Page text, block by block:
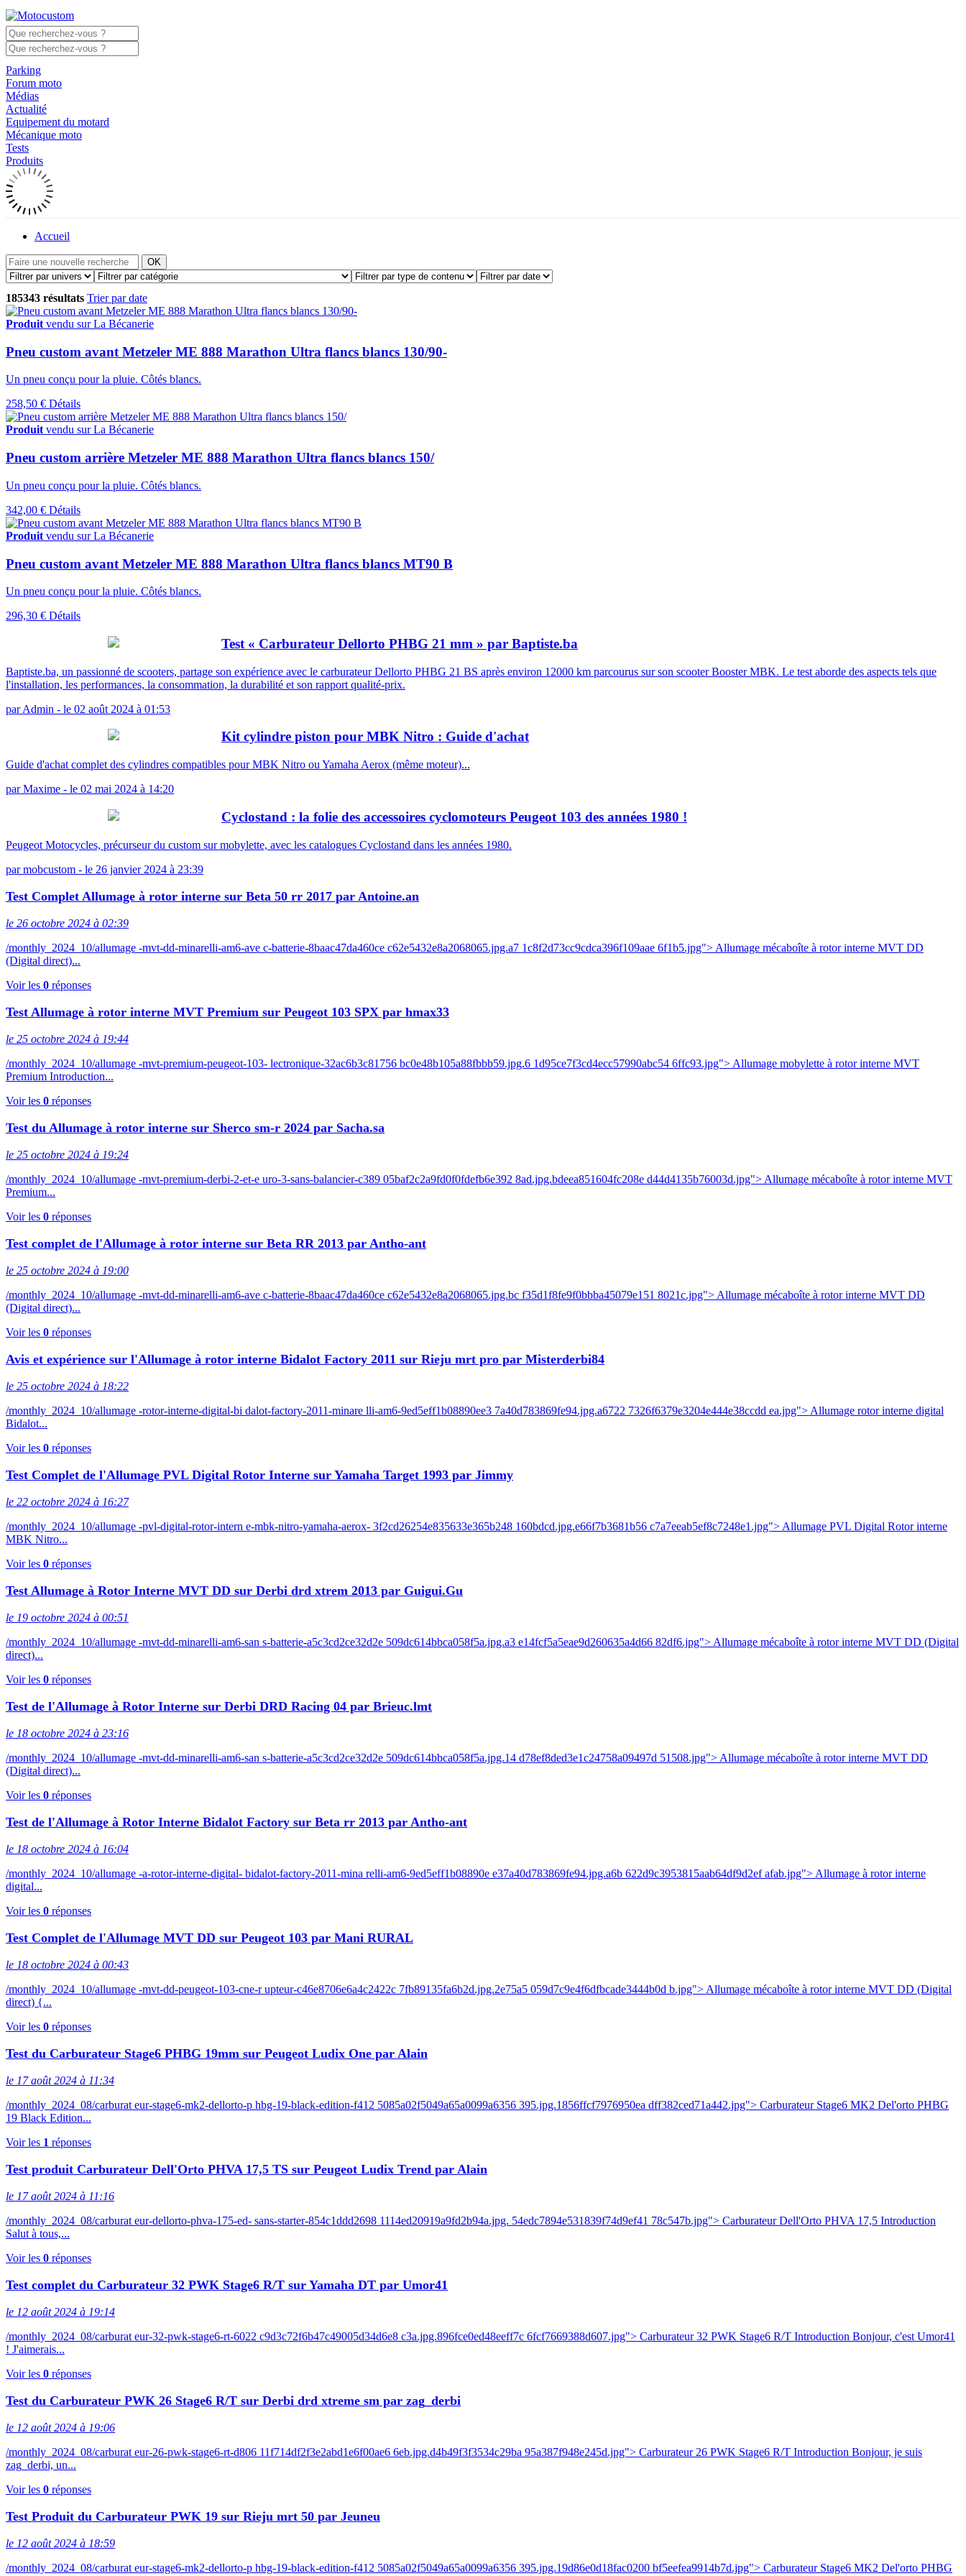
Parking
Forum moto
Médias
Actualité
Equipement du motard
Mécanique moto
Tests
Produits
Accueil
OK
185343 résultats Trier par date
Produit vendu sur La Bécanerie
Pneu custom avant Metzeler ME 888 Marathon Ultra flancs blancs 130/90-
Un pneu conçu pour la pluie. Côtés blancs.
258,50 € Détails
Produitvendu sur La Bécanerie
Pneu custom arrière Metzeler ME 888 Marathon Ultra flancs blancs 150/
Un pneu conçu pour la pluie. Côtés blancs.
342,00 € Détails
Produit vendu sur La Bécanerie
Pneu custom avant Metzeler ME 888 Marathon Ultra flancs blancs MT90 B
Un pneu conçu pour la pluie. Côtés blancs.
296,30 € Détails
Test « Carburateur Dellorto PHBG 21 mm » par Baptiste.ba
Baptiste.ba, un passionné de scooters, partage son expérience avec le carburateur Dellorto PHBG 21 BS après environ 12000 km parcourus sur son scooter Booster MBK. Le test aborde des aspects tels que
l'installation, les performances, la consommation, la durabilité et son rapport qualité-prix.
parAdmin - le 02 août 2024 à 01:53
Kit cylindre piston pour MBK Nitro : Guide d'achat
Guide d'achat complet des cylindres compatibles pour MBK Nitro ou Yamaha Aerox (même moteur)...
parMaxime - le 02 mai 2024 à 14:20
Cyclostand : la folie des accessoires cyclomoteurs Peugeot 103 des années 1980 !
Peugeot Motocycles, précurseur du custom sur mobylette, avec les catalogues Cyclostand dans les années 1980.
parmobcustom - le 26 janvier 2024 à 23:39
Test Complet Allumage à rotor interne sur Beta 50 rr 2017 par Antoine.an
le 26 octobre 2024 à 02:39
/monthly_2024_10/allumage -mvt-dd-minarelli-am6-ave c-batterie-8baac47da460ce c62e5432e8a2068065.jpg.a7 1c8f2d73cc9cdca396f109aae 6f1b5.jpg"> Allumage mécaboîte à rotor interne MVT DD
(Digital direct)...
Voir les 0 réponses
Test Allumage à rotor interne MVT Premium sur Peugeot 103 SPX par hmax33
le 25 octobre 2024 à 19:44
/monthly_2024_10/allumage -mvt-premium-peugeot-103- lectronique-32ac6b3c81756 bc0e48b105a88fbbb59.jpg.6 1d95ce7f3cd4ecc57990abc54 6ffc93.jpg"> Allumage mobylette à rotor interne MVT
Premium Introduction...
Voir les 0 réponses
Test du Allumage à rotor interne sur Sherco sm-r 2024 par Sacha.sa
le 25 octobre 2024 à 19:24
/monthly_2024_10/allumage -mvt-premium-derbi-2-et-e uro-3-sans-balancier-c389 05baf2c2a9fd0f0fdefb6e392 8ad.jpg.bdeea851604fc208e d44d4135b76003d.jpg"> Allumage mécaboîte à rotor interne MVT
Premium...
Voir les 0 réponses
Test complet de l'Allumage à rotor interne sur Beta RR 2013 par Antho-ant
le 25 octobre 2024 à 19:00
/monthly_2024_10/allumage -mvt-dd-minarelli-am6-ave c-batterie-8baac47da460ce c62e5432e8a2068065.jpg.bc f35d1f8fe9f0bbba45079e151 8021c.jpg"> Allumage mécaboîte à rotor interne MVT DD
(Digital direct)...
Voir les 0 réponses
Avis et expérience sur l'Allumage à rotor interne Bidalot Factory 2011 sur Rieju mrt pro par Misterderbi84
le 25 octobre 2024 à 18:22
/monthly_2024_10/allumage -rotor-interne-digital-bi dalot-factory-2011-minare lli-am6-9ed5eff1b08890ee3 7a40d783869fe94.jpg.a6722 7326f6379e3204e444e38ccdd ea.jpg"> Allumage rotor interne digital
Bidalot...
Voir les 0 réponses
Test Complet de l'Allumage PVL Digital Rotor Interne sur Yamaha Target 1993 par Jimmy
le 22 octobre 2024 à 16:27
/monthly_2024_10/allumage -pvl-digital-rotor-intern e-mbk-nitro-yamaha-aerox- 3f2cd26254e835633e365b248 160bdcd.jpg.e66f7b3681b56 c7a7eeab5ef8c7248e1.jpg"> Allumage PVL Digital Rotor interne
MBK Nitro...
Voir les 0 réponses
Test Allumage à Rotor Interne MVT DD sur Derbi drd xtrem 2013 par Guigui.Gu
le 19 octobre 2024 à 00:51
/monthly_2024_10/allumage -mvt-dd-minarelli-am6-san s-batterie-a5c3cd2ce32d2e 509dc614bbca058f5a.jpg.a3 e14fcf5a5eae9d260635a4d66 82df6.jpg"> Allumage mécaboîte à rotor interne MVT DD (Digital
direct)...
Voir les 0 réponses
Test de l'Allumage à Rotor Interne sur Derbi DRD Racing 04 par Brieuc.lmt
le 18 octobre 2024 à 23:16
/monthly_2024_10/allumage -mvt-dd-minarelli-am6-san s-batterie-a5c3cd2ce32d2e 509dc614bbca058f5a.jpg.14 d78ef8ded3e1c24758a09497d 51508.jpg"> Allumage mécaboîte à rotor interne MVT DD
(Digital direct)...
Voir les 0 réponses
Test de l'Allumage à Rotor Interne Bidalot Factory sur Beta rr 2013 par Antho-ant
le 18 octobre 2024 à 16:04
/monthly_2024_10/allumage -a-rotor-interne-digital- bidalot-factory-2011-mina relli-am6-9ed5eff1b08890e e37a40d783869fe94.jpg.a6b 622d9c3953815aab64df9d2ef afab.jpg"> Allumage à rotor interne
digital...
Voir les 0 réponses
Test Complet de l'Allumage MVT DD sur Peugeot 103 par Mani RURAL
le 18 octobre 2024 à 00:43
/monthly_2024_10/allumage -mvt-dd-peugeot-103-cne-r upteur-c46e8706e6a4c2422c 7fb89135fa6b2d.jpg.2e75a5 059d7c9e4f6dfbcade3444b0d b.jpg"> Allumage mécaboîte à rotor interne MVT DD (Digital
direct) {...
Voir les 0 réponses
Test du Carburateur Stage6 PHBG 19mm sur Peugeot Ludix One par Alain
le 17 août 2024 à 11:34
/monthly_2024_08/carburat eur-stage6-mk2-dellorto-p hbg-19-black-edition-f412 5085a02f5049a65a0099a6356 395.jpg.1856ffcf7976950ea dff382ced71a442.jpg"> Carburateur Stage6 MK2 Del'orto PHBG
19 Black Edition...
Voir les 1 réponses
Test produit Carburateur Dell'Orto PHVA 17,5 TS sur Peugeot Ludix Trend par Alain
le 17 août 2024 à 11:16
/monthly_2024_08/carburat eur-dellorto-phva-175-ed- sans-starter-854c1ddd2698 1114ed20919a9fd2b94a.jpg. 54edc7894e531839f74d9ef41 78c547b.jpg"> Carburateur Dell'Orto PHVA 17,5 Introduction
Salut à tous,...
Voir les 0 réponses
Test complet du Carburateur 32 PWK Stage6 R/T sur Yamaha DT par Umor41
le 12 août 2024 à 19:14
/monthly_2024_08/carburat eur-32-pwk-stage6-rt-6022 c9d3c72f6b47c49005d34d6e8 c3a.jpg.896fce0ed48eeff7c 6fcf7669388d607.jpg"> Carburateur 32 PWK Stage6 R/T Introduction Bonjour, c'est Umor41
! J'aimerais...
Voir les 0 réponses
Test du Carburateur PWK 26 Stage6 R/T sur Derbi drd xtreme sm par zag_derbi
le 12 août 2024 à 19:06
/monthly_2024_08/carburat eur-26-pwk-stage6-rt-d806 11f714df2f3e2abd1e6f00ae6 6eb.jpg.d4b49f3f3534c29ba 95a387f948e245d.jpg"> Carburateur 26 PWK Stage6 R/T Introduction Bonjour, je suis
zag_derbi, un...
Voir les 0 réponses
Test Produit du Carburateur PWK 19 sur Rieju mrt 50 par Jeuneu
le 12 août 2024 à 18:59
/monthly_2024_08/carburat eur-stage6-mk2-dellorto-p hbg-19-black-edition-f412 5085a02f5049a65a0099a6356 395.jpg.19d86e0d18fac0200 bf5eefea9914b7d.jpg"> Carburateur Stage6 MK2 Del'orto PHBG